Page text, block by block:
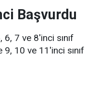
Başvurdu
6, 7 ve 8'inci sınıf
9, 10 ve 11'inci sınıf